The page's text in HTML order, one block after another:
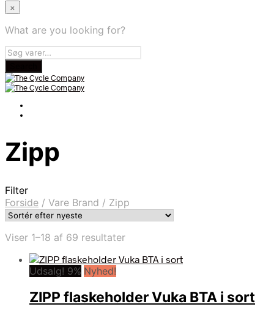
×
What are you looking for?
Zipp
Filter
Forside / Vare Brand / Zipp
Viser 1–18 af 69 resultaterSorteret
seneste
Udsalg! 9% Nyhed!
ZIPP flaskeholder Vuka BTA i sort